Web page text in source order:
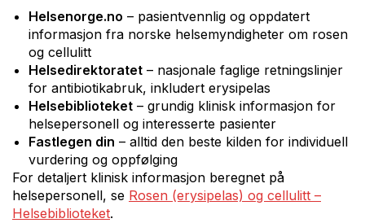
Helsenorge.no – pasientvennlig og oppdatert
informasjon fra norske helsemyndigheter om rosen
og cellulitt
Helsedirektoratet – nasjonale faglige retningslinjer
for antibiotikabruk, inkludert erysipelas
Helsebiblioteket – grundig klinisk informasjon for
helsepersonell og interesserte pasienter
Fastlegen din – alltid den beste kilden for individuell
vurdering og oppfølging
For detaljert klinisk informasjon beregnet på
helsepersonell, se Rosen (erysipelas) og cellulitt –
Helsebiblioteket.